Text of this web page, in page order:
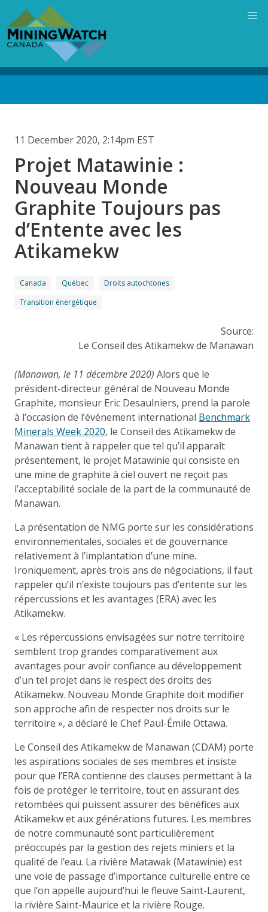
main
content
11 December 2020, 2:14pm EST
Projet Matawinie :
Nouveau Monde
Graphite Toujours pas
d’Entente avec les
Atikamekw
Canada Québec
Droits autochtones
Transition énergétique
Source:
Le Conseil des Atikamekw de Manawan
(Manawan, le 11 décembre 2020) Alors que le
président-directeur général de Nouveau Monde
Graphite, monsieur Eric Desaulniers, prend la parole
à l’occasion de l’événement international Benchmark
Minerals Week 2020, le Conseil des Atikamekw de
Manawan tient à rappeler que tel qu’il apparaît
présentement, le projet Matawinie qui consiste en
une mine de graphite à ciel ouvert ne reçoit pas
l’acceptabilité sociale de la part de la communauté de
Manawan.
La présentation de NMG porte sur les considérations
environnementales, sociales et de gouvernance
relativement à l’implantation d’une mine.
Ironiquement, après trois ans de négociations, il faut
rappeler qu’il n’existe toujours pas d’entente sur les
répercussions et les avantages (ERA) avec les
Atikamekw.
« Les répercussions envisagées sur notre territoire
semblent trop grandes comparativement aux
avantages pour avoir confiance au développement
d’un tel projet dans le respect des droits des
Atikamekw. Nouveau Monde Graphite doit modifier
son approche afin de respecter nos droits sur le
territoire », a déclaré le Chef Paul-Émile Ottawa.
Le Conseil des Atikamekw de Manawan (CDAM) porte
les aspirations sociales de ses membres et insiste
pour que l’ERA contienne des clauses permettant à la
fois de protéger le territoire, tout en assurant des
retombées qui puissent assurer des bénéfices aux
Atikamekw et aux générations futures. Les membres
de notre communauté sont particulièrement
préoccupés par la gestion des rejets miniers et la
qualité de l’eau. La rivière Matawak (Matawinie) est
une voie de passage d’importance culturelle entre ce
que l’on appelle aujourd’hui le fleuve Saint-Laurent,
la rivière Saint-Maurice et la rivière Rouge.